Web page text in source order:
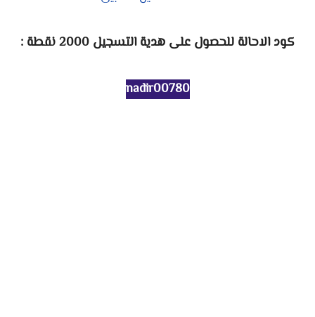
كود الاحالة للحصول على هدية التسجيل 2000 نقطة :
nadir00780